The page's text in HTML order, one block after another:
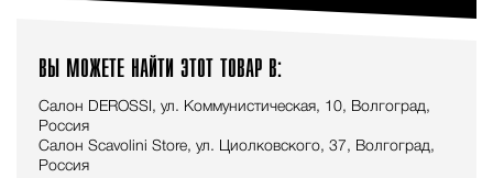
ВЫ МОЖЕТЕ НАЙТИ ЭТОТ ТОВАР В:
Салон DEROSSI, ул. Коммунистическая, 10, Волгоград,
Россия
Салон Scavolini Store, ул. Циолковского, 37, Волгоград,
Россия